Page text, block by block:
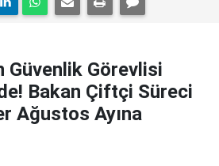
Güvenlik Görevlisi
Bakan Çiftçi Süreci
Ağustos Ayına